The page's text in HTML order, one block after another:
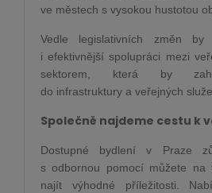
ve městech s vysokou hustotou
Vedle legislativních změn by
i efektivnější spolupráci mezi
sektorem, která by
do infrastruktury a veřejných
Společně najdeme cestu k
Dostupné bydlení v Praze
s odbornou pomocí můžete na
najít výhodné příležitosti.